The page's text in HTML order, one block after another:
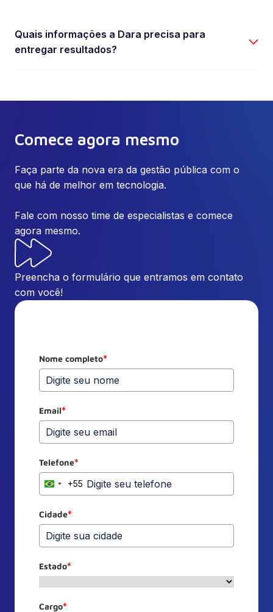
Quais informações a Dara precisa para
entregar resultados?
Comece agora mesmo
Faça parte da nova era da gestão pública com o
que há de melhor em tecnologia.
Fale com nosso time de especialistas e comece
agora mesmo.
Preencha o formulário que entramos em contato
com você!
Nome completo*
Email*
Telefone*
Brazil
+55
Cidade*
Estado*
Cargo*